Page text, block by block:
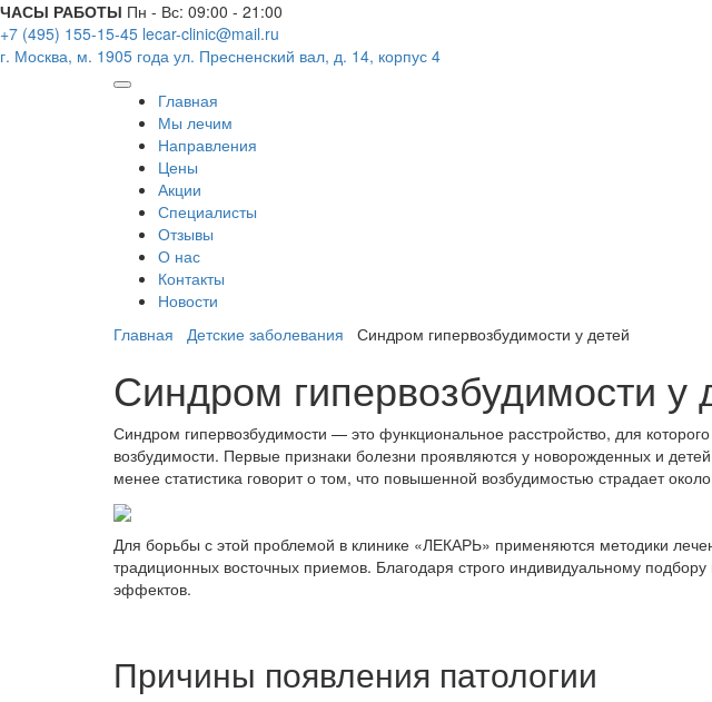
ЧАСЫ РАБОТЫ Пн - Вс: 09:00 - 21:00
+7 (495) 155-15-45 lecar-clinic@mail.ru
г. Москва, м. 1905 года ул. Пресненский вал, д. 14, корпус 4
Главная
Мы лечим
Направления
Цены
Акции
Специалисты
Отзывы
О нас
Контакты
Новости
Главная
Детские заболевания Синдром гипервозбудимости у детей
Синдром гипервозбудимости у
Синдром гипервозбудимости — это функциональное расстройство, для
возбудимости. Первые признаки болезни проявляются у новорожденных и
менее статистика говорит о том, что повышенной возбудимостью страдает
Для борьбы с этой проблемой в клинике «ЛЕКАРЬ» применяются методики
традиционных восточных приемов. Благодаря строго индивидуальному
эффектов.
Причины появления патологии